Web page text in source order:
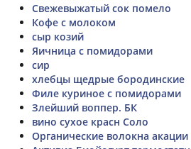
Свежевыжатый сок помело
Кофе с молоком
сыр козий
Яичница с помидорами
сир
хлебцы щедрые бородинские
Филе куриное с помидорами
Злейший воппер. БК
вино сухое красн Соло
Органические волокна акации